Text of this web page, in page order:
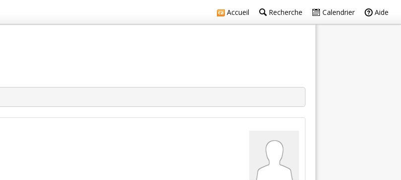
Accueil Recherche Calendrier Aide